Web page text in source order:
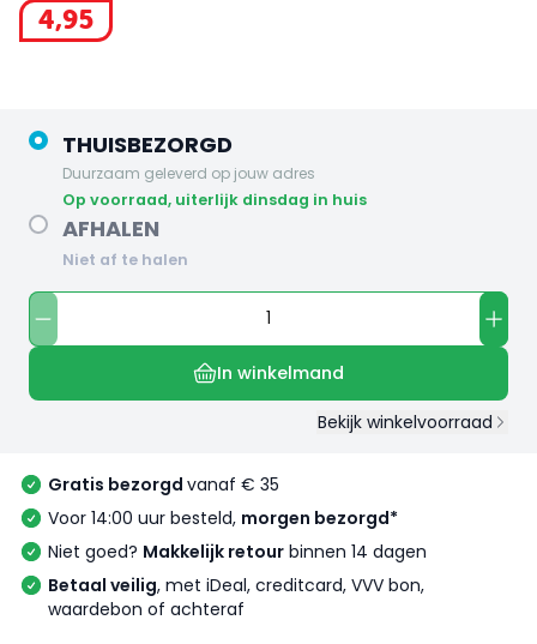
4,95
THUISBEZORGD
Duurzaam geleverd op jouw adres
op voorraad, uiterlijk dinsdag in huis
AFHALEN
Niet af te halen
In winkelmand
Bekijk winkelvoorraad
Gratis bezorgd vanaf € 35
Voor 14:00 uur besteld, morgen bezorgd*
Niet goed? Makkelijk retour binnen 14 dagen
Betaal veilig, met iDeal, creditcard, VVV bon,
waardebon of achteraf